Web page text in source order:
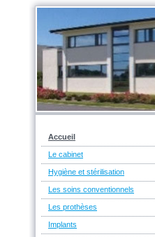
Accueil
Le cabinet
Hygiène et stérilisation
Les soins conventionnels
Les prothèses
Implants